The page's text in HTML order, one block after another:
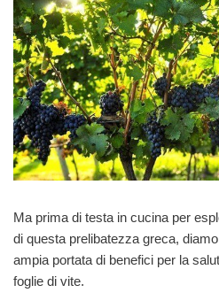
Ma prima di testa in cucina per
di questa prelibatezza greca,
ampia portata di benefici per la
foglie di vite.